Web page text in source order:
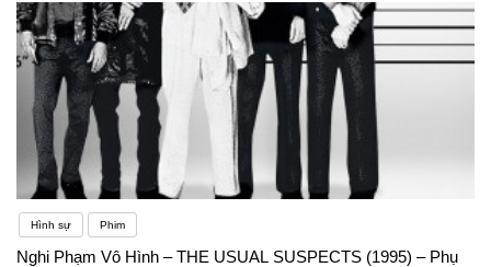
Hình sự Phim
Nghi Phạm Vô Hình – THE USUAL SUSPECTS (1995) – Phụ